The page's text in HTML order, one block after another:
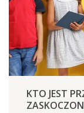
KTO JEST